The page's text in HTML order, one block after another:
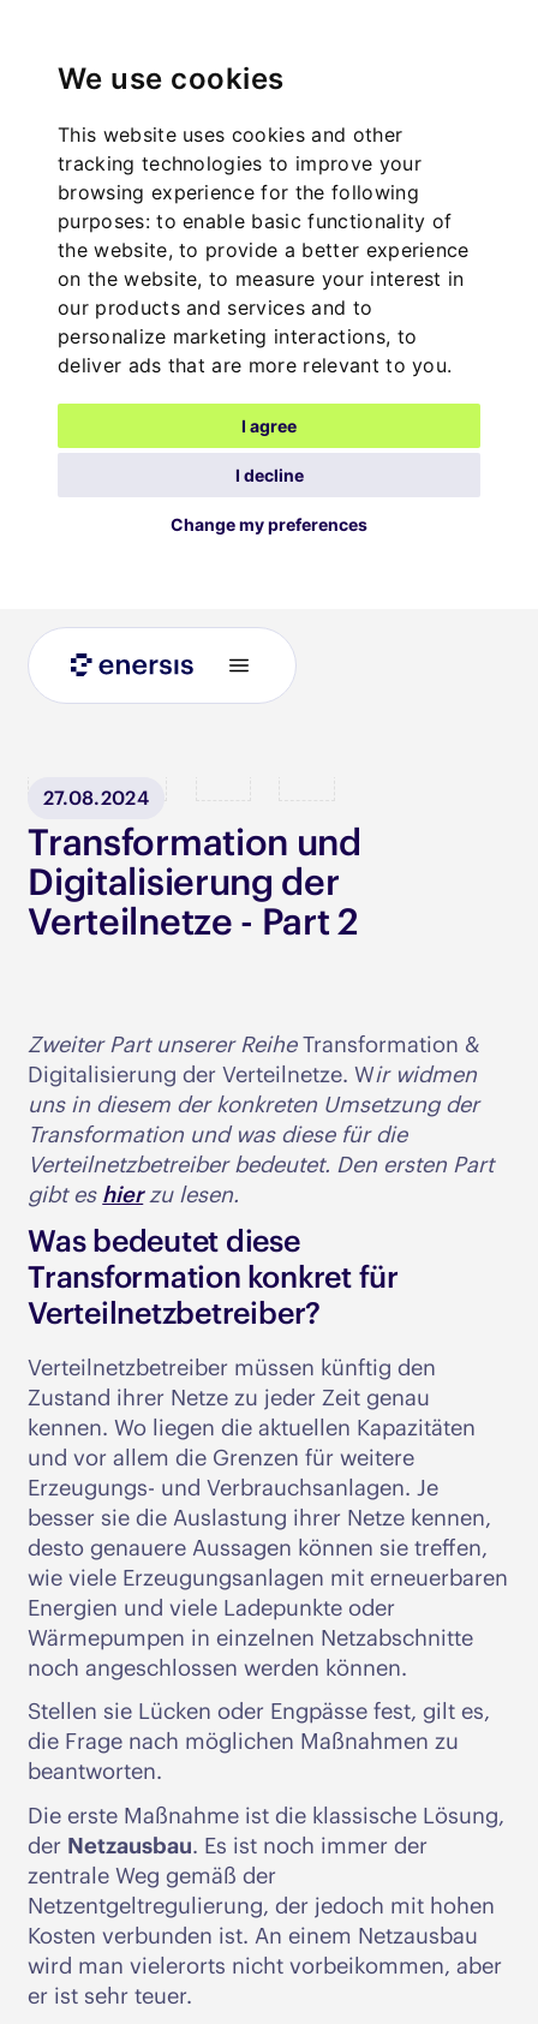
We use cookies
This website uses cookies and other
tracking technologies to improve your
browsing experience for the following
purposes:to enable basic functionality of
the website,to provide a better experience
on the website,to measure your interest in
our products and services and to
personalize marketing interactions, to
deliver ads that are more relevant to you.
I agree
I decline
Change my preferences
Blog
27.08.2024
Transformation und
Digitalisierung der
Verteilnetze - Part 2
Zweiter Part unserer ReiheTransformation &
Digitalisierung der Verteilnetze. Wir widmen
uns in diesem der konkreten Umsetzung der
Transformation und was diese für die
Verteilnetzbetreiber bedeutet. Den ersten Part
gibt es hierzu lesen.
Was bedeutet diese
Transformation konkret für
Verteilnetzbetreiber?
Verteilnetzbetreiber müssen künftig den
Zustand ihrer Netze zu jeder Zeit genau
kennen. Wo liegen die aktuellen Kapazitäten
und vor allem die Grenzen für weitere
Erzeugungs- und Verbrauchsanlagen. Je
besser sie die Auslastung ihrer Netze kennen,
desto genauere Aussagen können sie treffen,
wie viele Erzeugungsanlagen mit erneuerbaren
Energien und viele Ladepunkte oder
Wärmepumpen in einzelnen Netzabschnitte
noch angeschlossen werden können.
Stellen sie Lücken oder Engpässe fest, gilt es,
die Frage nach möglichen Maßnahmen zu
beantworten.
Die erste Maßnahme ist die klassische Lösung,
der Netzausbau. Es ist noch immer der
zentrale Weg gemäß der
Netzentgeltregulierung, der jedoch mit hohen
Kosten verbunden ist. An einem Netzausbau
wird man vielerorts nicht vorbeikommen, aber
er ist sehr teuer.